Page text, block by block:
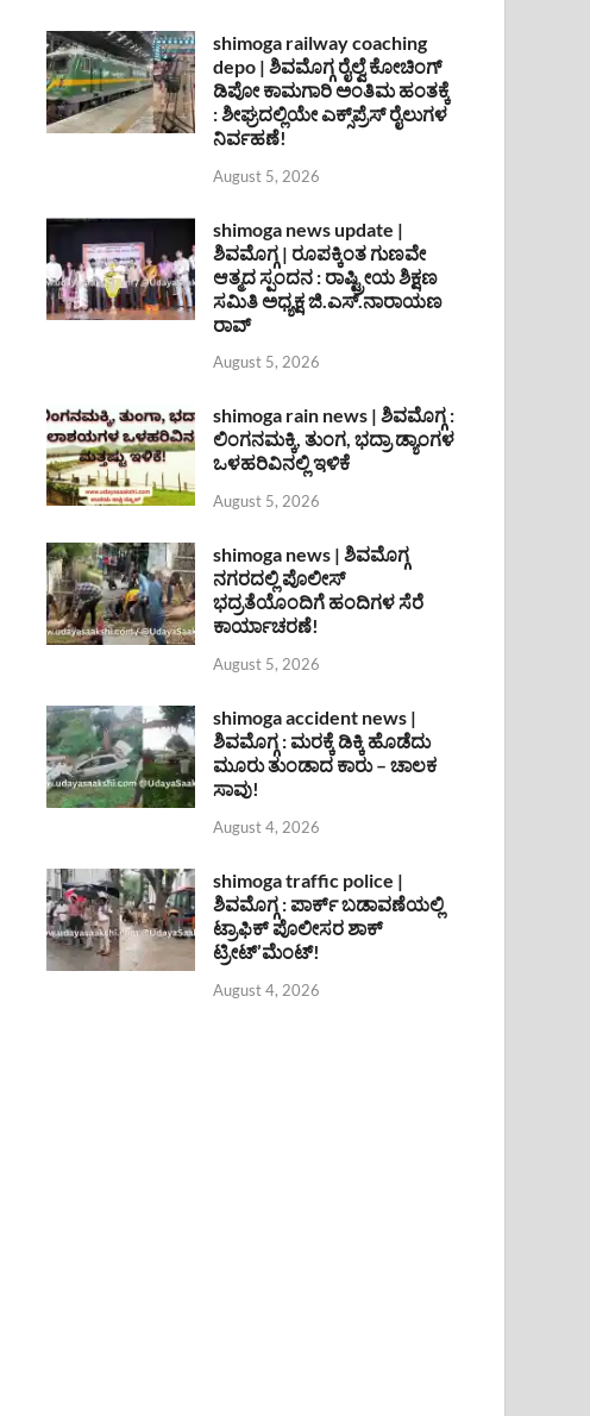
shimoga railway coaching
depo | ಶಿವಮೊಗ್ಗ ರೈಲ್ವೆ ಕೋಚಿಂಗ್
ಡಿಪೋ ಕಾಮಗಾರಿ ಅಂತಿಮ ಹಂತಕ್ಕೆ
: ಶೀಘ್ರದಲ್ಲಿಯೇ ಎಕ್ಸ್‌ಪ್ರೆಸ್ ರೈಲುಗಳ
ನಿರ್ವಹಣೆ!
August 5, 2026
shimoga news update |
ಶಿವಮೊಗ್ಗ | ರೂಪಕ್ಕಿಂತ ಗುಣವೇ
ಆತ್ಮದ ಸ್ಪಂದನ : ರಾಷ್ಟ್ರೀಯ ಶಿಕ್ಷಣ
ಸಮಿತಿ ಅಧ್ಯಕ್ಷ ಜಿ.ಎಸ್.ನಾರಾಯಣ
ರಾವ್
August 5, 2026
shimoga rain news | ಶಿವಮೊಗ್ಗ :
ಲಿಂಗನಮಕ್ಕಿ, ತುಂಗ, ಭದ್ರಾ ಡ್ಯಾಂಗಳ
ಒಳಹರಿವಿನಲ್ಲಿ ಇಳಿಕೆ
August 5, 2026
shimoga news | ಶಿವಮೊಗ್ಗ
ನಗರದಲ್ಲಿ ಪೊಲೀಸ್
ಭದ್ರತೆಯೊಂದಿಗೆ ಹಂದಿಗಳ ಸೆರೆ
ಕಾರ್ಯಾಚರಣೆ!
August 5, 2026
shimoga accident news |
ಶಿವಮೊಗ್ಗ : ಮರಕ್ಕೆ ಡಿಕ್ಕಿ ಹೊಡೆದು
ಮೂರು ತುಂಡಾದ ಕಾರು – ಚಾಲಕ
ಸಾವು!
August 4, 2026
shimoga traffic police |
ಶಿವಮೊಗ್ಗ : ಪಾರ್ಕ್ ಬಡಾವಣೆಯಲ್ಲಿ
ಟ್ರಾಫಿಕ್ ಪೊಲೀಸರ ಶಾಕ್
ಟ್ರೀಟ್’ಮೆಂಟ್!
August 4, 2026